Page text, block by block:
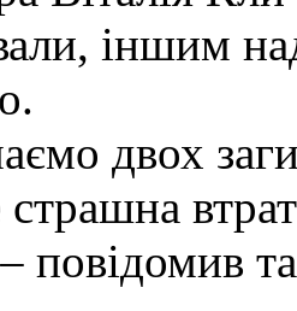
іншим
двох
повідомив